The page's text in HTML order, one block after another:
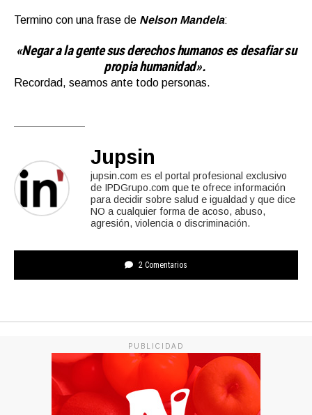
Termino con una frase de Nelson Mandela:
«Negar a la gente sus derechos humanos es desafiar su
propia humanidad».
Recordad, seamos ante todo personas.
Jupsin
jupsin.com es el portal profesional exclusivo
de IPDGrupo.com que te ofrece información
para decidir sobre salud e igualdad y que dice
NO a cualquier forma de acoso, abuso,
agresión, violencia o discriminación.
2 Comentarios
PUBLICIDAD